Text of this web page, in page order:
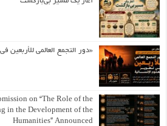
«دور التجمع العالمي للأربعين
on “The Role of the
in the Development of the
Humanities” Announced